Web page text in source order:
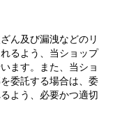
ん及び漏洩などのリ
るよう、当ショップ
ます。また、当ショ
委託する場合は、委
よう、必要かつ適切